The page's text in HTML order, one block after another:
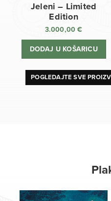
Jeleni – Limited
Edition
3.000,00€
DODAJ U KOŠARICU
POGLEDAJTE SVE